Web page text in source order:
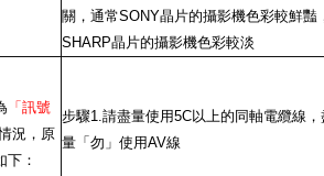
關，通常SONY晶片的攝影機色彩較鮮豔
SHARP晶片的攝影機色彩較淡
「訊號
況，原
下：
步驟1.請盡量使用5C以上的同軸電纜線，
量「勿」使用AV線